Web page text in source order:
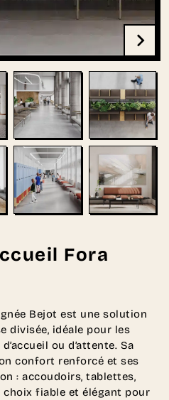
Fora
Bejot est une solution
divisée, idéale pour les
ou d’attente. Sa
confort renforcé et ses
: accoudoirs, tablettes,
fiable et élégant pour